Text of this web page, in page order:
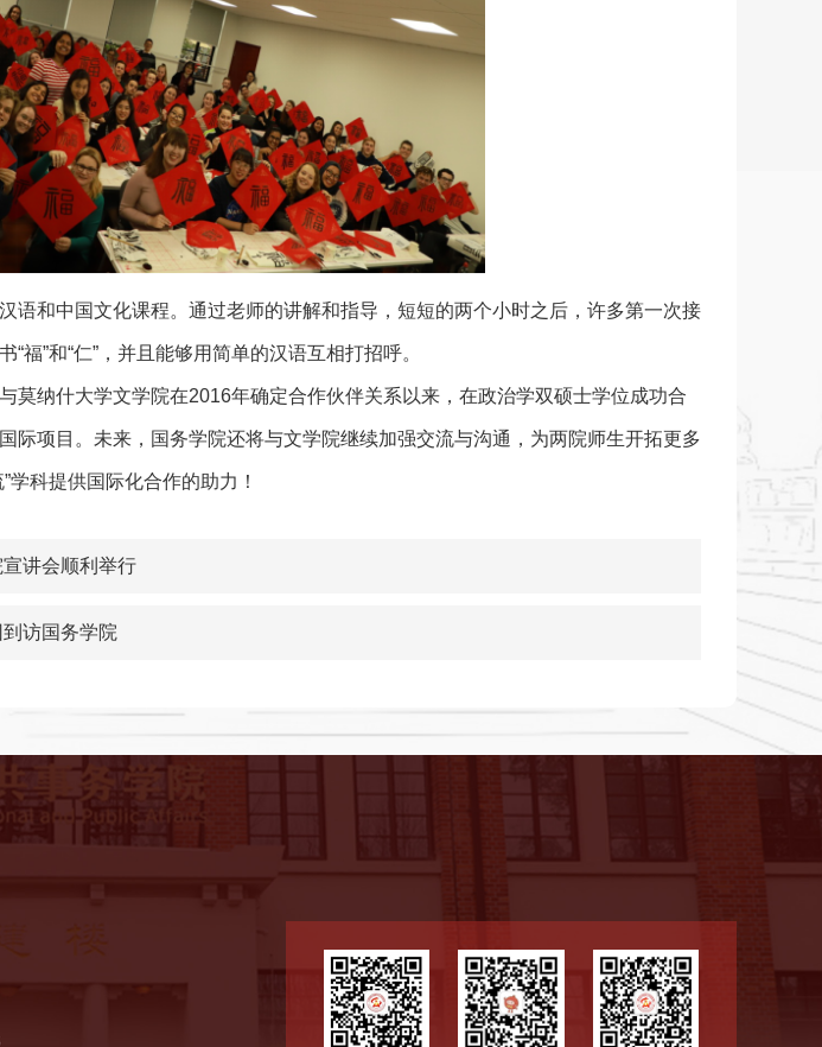
语和中国文化课程。通过老师的讲解和指导，短短的两个小时之后，许多第一次接
福”和“仁”，并且能够用简单的汉语互相打招呼。
莫纳什大学文学院在2016年确定合作伙伴关系以来，在政治学双硕士学位成功合
际项目。未来，国务学院还将与文学院继续加强交流与沟通，为两院师生开拓更多
学科提供国际化合作的助力！
讲会顺利举行
访国务学院